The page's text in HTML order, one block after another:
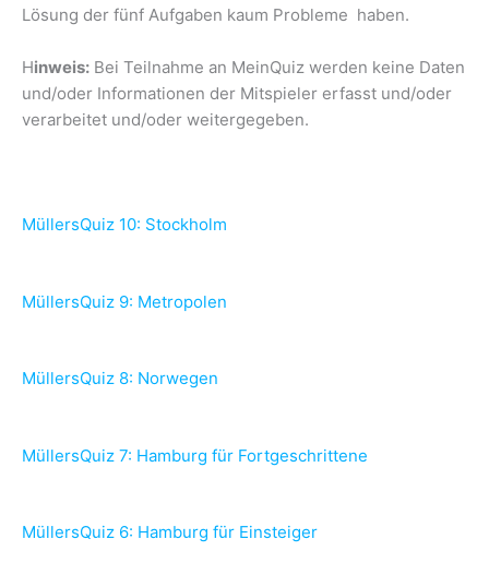
Lösung der fünf Aufgaben kaum Probleme haben.
Hinweis: Bei Teilnahme an MeinQuiz werden keine Daten
und/oder Informationen der Mitspieler erfasst und/oder
verarbeitet und/oder weitergegeben.
MüllersQuiz 10: Stockholm
MüllersQuiz 9: Metropolen
MüllersQuiz 8: Norwegen
MüllersQuiz 7: Hamburg für Fortgeschrittene
MüllersQuiz 6: Hamburg für Einsteiger